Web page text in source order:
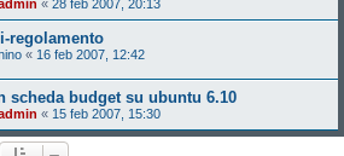
« 28 feb 2007, 20:13
regolamento
« 16 feb 2007, 12:42
scheda budget su ubuntu 6.10
« 15 feb 2007, 15:30